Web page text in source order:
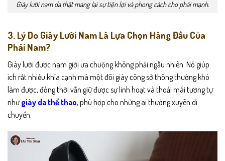
Giày lười nam da thật mang lại sự tiện lợi và phong cách cho phái mạnh.
3. Lý Do Giày Lười Nam Là Lựa Chọn Hàng Đầu Của
Phái Nam?
Giày lười được nam giới ưa chuộng không phải ngẫu nhiên. Nó giúp
ích rất nhiều khía cạnh mà một đôi giày công sở thông thường khó
làm được, đồng thời vẫn giữ được sự linh hoạt và thoải mái tương tự
nhưgiày da thể thao, phù hợp cho những ai thường xuyên di
chuyển.